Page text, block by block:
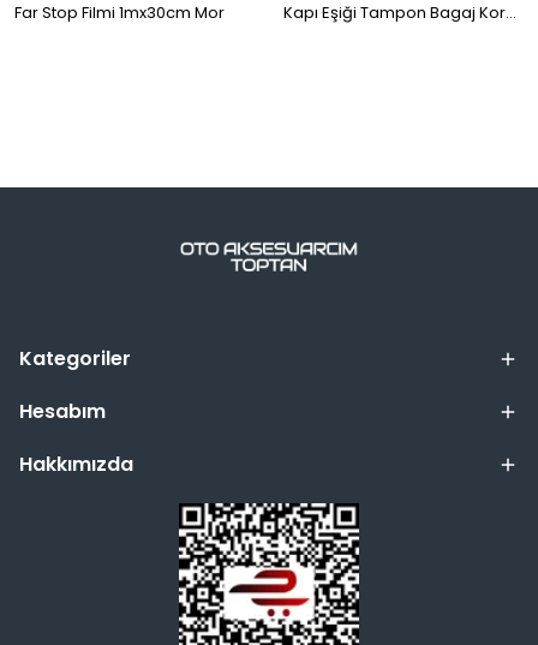
Far Stop Filmi 1mx30cm Mor Kapı Eşiği Tampon Bagaj Koruma Folyosu Karbon Folyo 5cmx5m Şeffaf
Kategoriler
Hesabım
Hakkımızda